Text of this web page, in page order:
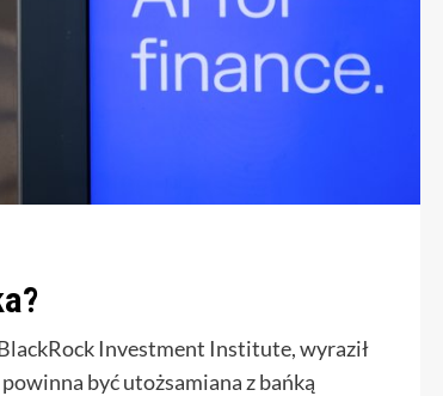
Investment Institute, wyraził
być utożsamiana z bańką